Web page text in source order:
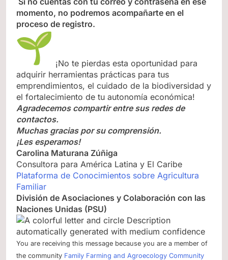
momento, no podremos acompañarte en el
proceso de registro.
¡No te pierdas esta oportunidad para
adquirir herramientas prácticas para tus
emprendimientos, el cuidado de la biodiversidad y
el fortalecimiento de tu autonomía económica!
Agradecemos compartir entre sus redes de
contactos.
Muchas gracias por su comprensión.
¡Les esperamos!
Carolina Maturana Zúñiga
Consultora para América Latina y El Caribe
Plataforma de Conocimientos sobre Agricultura
Familiar
División de Asociaciones y Colaboración con las
Naciones Unidas (PSU)
You are receiving this message because you are a member of
the community Family Farming and Agroecology Community